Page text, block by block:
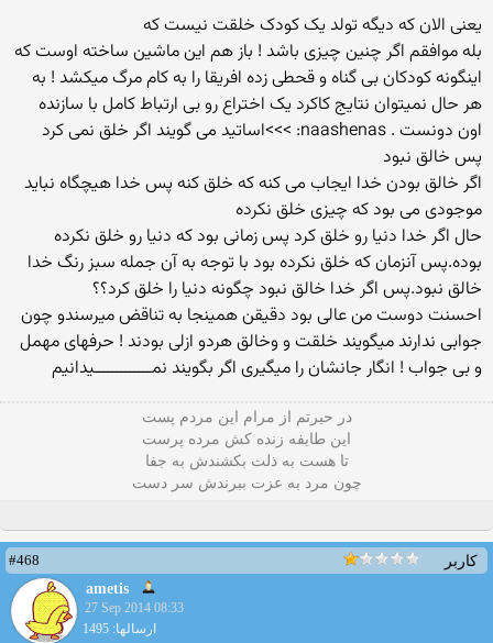
یعنی الان که دیگه تولد یک کودک خلقت نیست که
بله موافقم اگر چنین چیزی باشد ! باز هم این ماشین ساخته اوست که
اینگونه کودکان بی گناه و قحطی زده افریقا را به کام مرگ میکشد ! به
هر حال نمیتوان نتایج کاکرد یک اختراع رو بی ارتباط کامل با سازنده
اون دونست . naashenas: >>>اساتید می گویند اگر خلق نمی کرد
پس خالق نبود
اگر خالق بودن خدا ایجاب می کنه که خلق کنه پس خدا هیچگاه نباید
موجودی می بود که چیزی خلق نکرده
حال اگر خدا دنیا رو خلق کرد پس زمانی بود که دنیا رو خلق نکرده
بوده.پس آنزمان که خلق نکرده بود با توجه به آن جمله سبز رنگ خدا
خالق نبود.پس اگر خدا خالق نبود چگونه دنیا را خلق کرد؟؟
احسنت دوست من عالی بود دقیقن همینجا به تناقض میرسندو چون
جوابی ندارند میگویند خلقت و وخالق هردو ازلی بودند ! حرفهای مهمل
و بی جواب ! انگار جانشان را میگیری اگر بگویند نمـــــــــــــیدانیم
در حیرتم از مرام این مردم پست
این طایفه زنده کش مرده پرست
تا هست به ذلت بکشندش به جفا
چون مرد به عزت ببرندش سر دست
کاربر
#468
ametis
27 Sep 2014 08:33
ارسالها: 1495